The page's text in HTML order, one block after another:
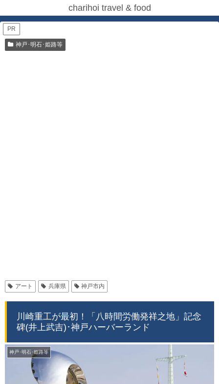
charihoi travel & food
PR
神戸･明石･姫路等
アート 兵庫県 神戸市内
川崎重工が最初！「八時間労働発祥之地」記念
碑(井上武吉)･神戸ハーバーランド
神戸･明石･姫路等